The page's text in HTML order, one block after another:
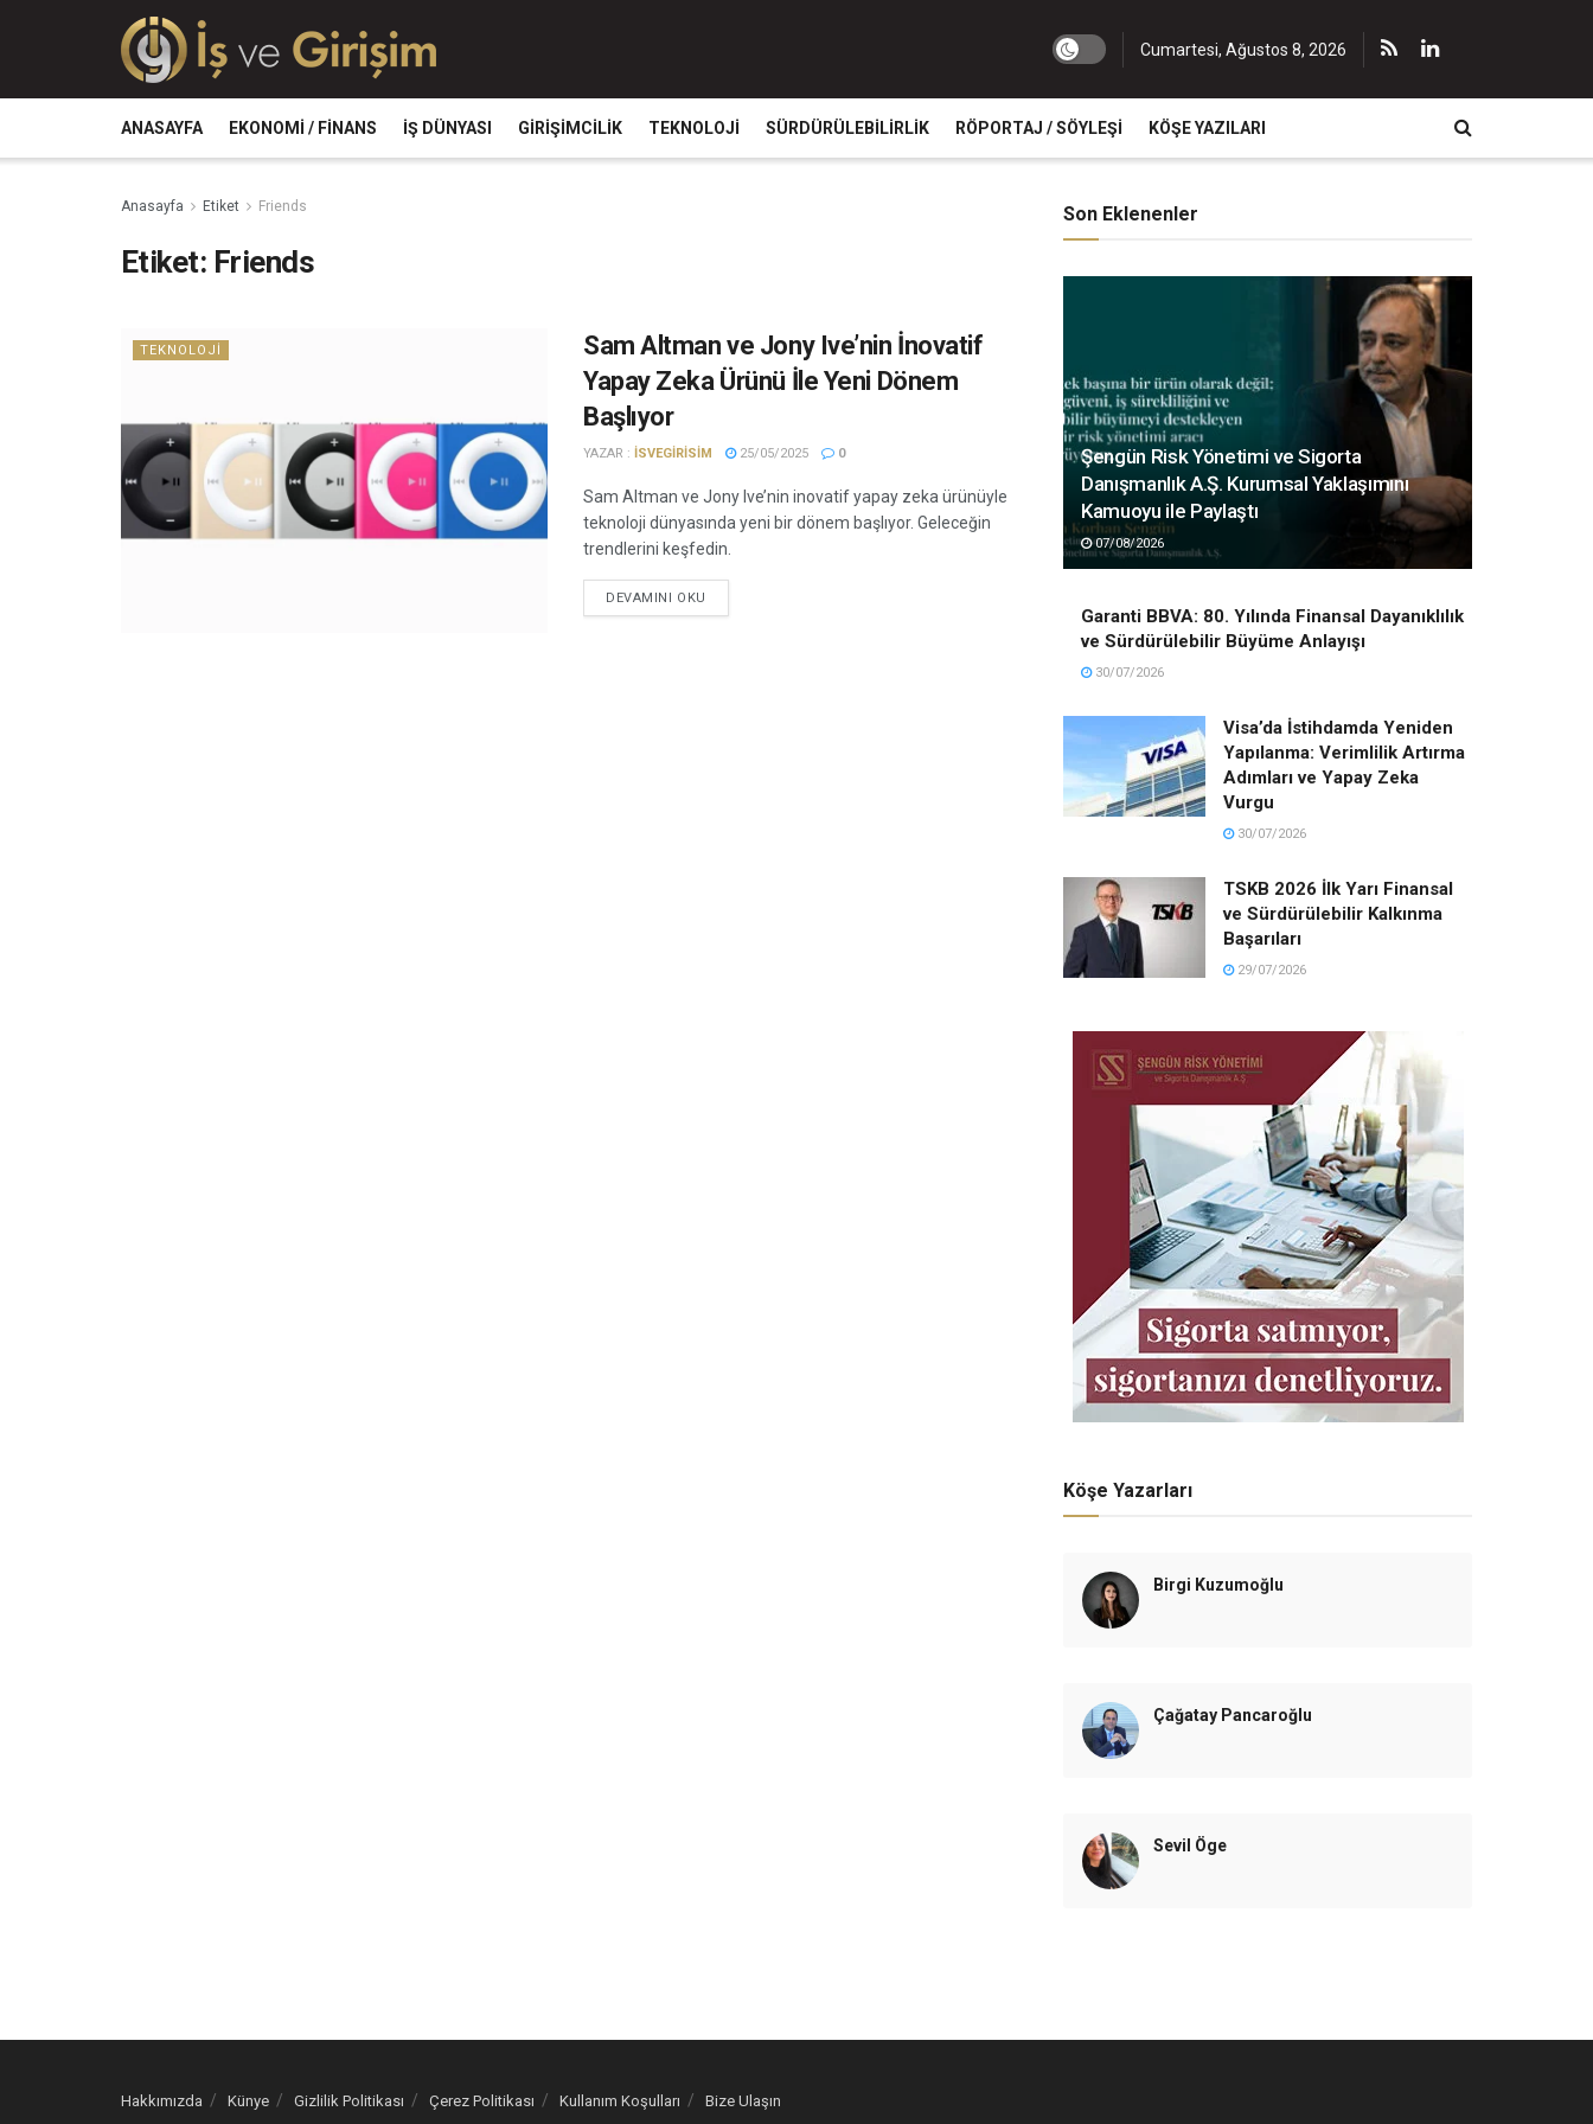
Cumartesi, Ağustos 8, 2026
ANASAYFA EKONOMI / FINANS İŞ DÜNYASI GIRIŞIMCILIK TEKNOLOJI SÜRDÜRÜLEBILIRLIK RÖPORTAJ / SÖYLEŞI KÖŞE YAZILARI
Anasayfa Etiket Friends
Etiket: Friends
TEKNOLOJI
Sam Altman ve Jony Ive’nin İnovatif
Yapay Zeka Ürünü İle Yeni Dönem
Başlıyor
YAZAR : ISVEGIRISIM 25/05/2025 0
Sam Altman ve Jony Ive’nin inovatif yapay zeka ürünüyle
teknoloji dünyasında yeni bir dönem başlıyor. Geleceğin
trendlerini keşfedin.
DEVAMINI OKU
Son Eklenenler
Şengün Risk Yönetimi ve Sigorta
Danışmanlık A.Ş. Kurumsal Yaklaşımını
Kamuoyu ile Paylaştı
07/08/2026
Garanti BBVA: 80. Yılında Finansal Dayanıklılık
ve Sürdürülebilir Büyüme Anlayışı
30/07/2026
Visa’da İstihdamda Yeniden
Yapılanma: Verimlilik Artırma
Adımları ve Yapay Zeka
Vurgu
30/07/2026
TSKB 2026 İlk Yarı Finansal
ve Sürdürülebilir Kalkınma
Başarıları
29/07/2026
Köşe Yazarları
Birgi Kuzumoğlu
Çağatay Pancaroğlu
Sevil Öge
Hakkımızda Künye Gizlilik Politikası Çerez Politikası Kullanım Koşulları Bize Ulaşın